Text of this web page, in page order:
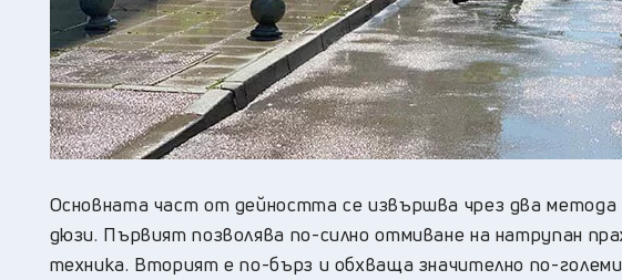
Основната част от дейността се извършва чрез два
дюзи. Първият позволява по-силно отмиване на натрупан
техника. Вторият е по-бърз и обхваща значително по-